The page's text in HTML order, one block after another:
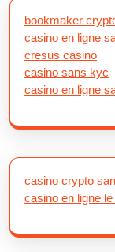
bookmaker
casino en ligne
cresus casino
casino sans kyc
casino en ligne
casino crypto
casino en ligne